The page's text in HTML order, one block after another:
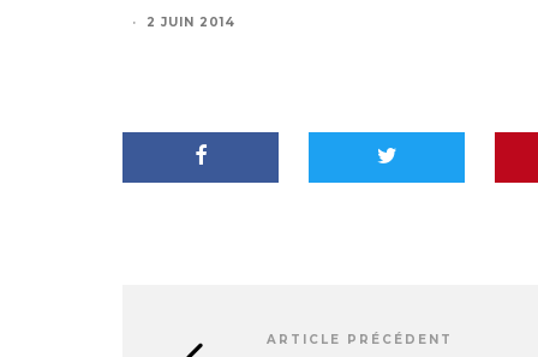
· 2 JUIN 2014
ARTICLE PRÉCÉDENT